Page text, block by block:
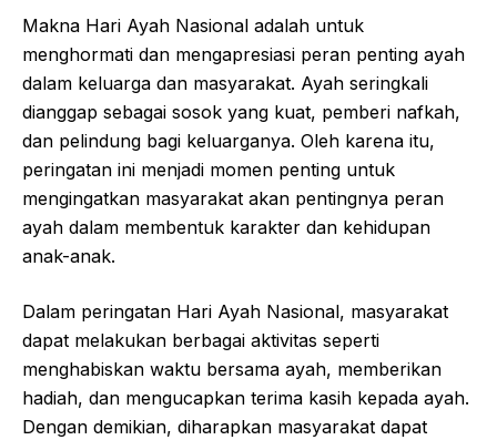
Makna Hari Ayah Nasional adalah untuk
menghormati dan mengapresiasi peran penting ayah
dalam keluarga dan masyarakat. Ayah seringkali
dianggap sebagai sosok yang kuat, pemberi nafkah,
dan pelindung bagi keluarganya. Oleh karena itu,
peringatan ini menjadi momen penting untuk
mengingatkan masyarakat akan pentingnya peran
ayah dalam membentuk karakter dan kehidupan
anak-anak.
Dalam peringatan Hari Ayah Nasional, masyarakat
dapat melakukan berbagai aktivitas seperti
menghabiskan waktu bersama ayah, memberikan
hadiah, dan mengucapkan terima kasih kepada ayah.
Dengan demikian, diharapkan masyarakat dapat